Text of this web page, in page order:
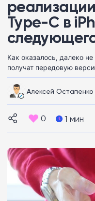
Type-C в
Как оказалось, далеко
получат передовую
Алексей Остапенко
0 1 мин